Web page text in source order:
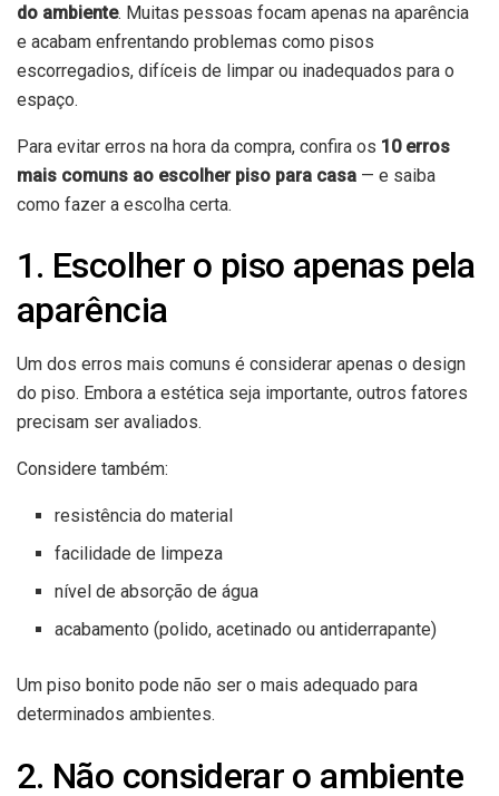
do ambiente. Muitas pessoas focam apenas na aparência
e acabam enfrentando problemas como pisos
escorregadios, difíceis de limpar ou inadequados para o
espaço.
Para evitar erros na hora da compra, confira os 10 erros
mais comuns ao escolher piso para casa — e saiba
como fazer a escolha certa.
1. Escolher o piso apenas pela
aparência
Um dos erros mais comuns é considerar apenas o design
do piso. Embora a estética seja importante, outros fatores
precisam ser avaliados.
Considere também:
resistência do material
facilidade de limpeza
nível de absorção de água
acabamento (polido, acetinado ou antiderrapante)
Um piso bonito pode não ser o mais adequado para
determinados ambientes.
2. Não considerar o ambiente